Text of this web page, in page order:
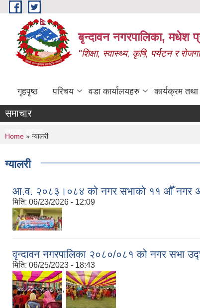
Skip to main content
बृन्दावन नगरपालिका, मधेश
"शिक्षा, स्वास्थ्य, कृषि, पर्यटन र
गृहपृष्ठ परिचय वडा कार्यालयहरु कार्यक्रम तथा
समाचार
ताजा खबर
You are here
Home » ग्यालरी
ग्यालरी
आ.व. २०८३।०८४ को नगर सभाको ११ औँ नगर
मिति: 06/23/2026 - 12:09
वृन्दावन नगरपालिका २०८०/०८१ को नगर सभा
मिति: 06/25/2023 - 18:43
,